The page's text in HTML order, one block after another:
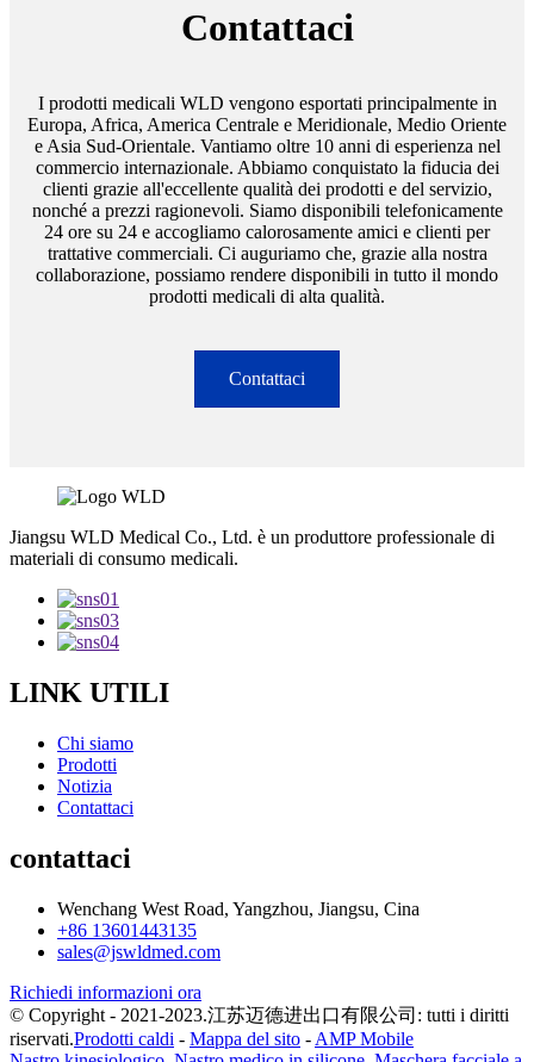
Contattaci
I prodotti medicali WLD vengono esportati principalmente in
Europa, Africa, America Centrale e Meridionale, Medio Oriente
e Asia Sud-Orientale. Vantiamo oltre 10 anni di esperienza nel
commercio internazionale. Abbiamo conquistato la fiducia dei
clienti grazie all'eccellente qualità dei prodotti e del servizio,
nonché a prezzi ragionevoli. Siamo disponibili telefonicamente
24 ore su 24 e accogliamo calorosamente amici e clienti per
trattative commerciali. Ci auguriamo che, grazie alla nostra
collaborazione, possiamo rendere disponibili in tutto il mondo
prodotti medicali di alta qualità.
Contattaci
Jiangsu WLD Medical Co., Ltd. è un produttore professionale di
materiali di consumo medicali.
LINK UTILI
Chi siamo
Prodotti
Notizia
Contattaci
contattaci
Wenchang West Road, Yangzhou, Jiangsu, Cina
+86 13601443135
sales@jswldmed.com
Richiedi informazioni ora
© Copyright - 2021-2023.江苏迈德进出口有限公司: tutti i diritti
riservati.Prodotti caldi - Mappa del sito - AMP Mobile